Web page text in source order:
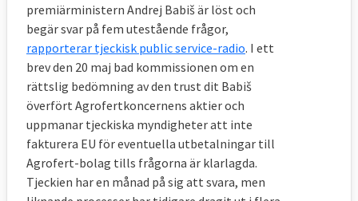
premiärministern Andrej Babiš är löst och
begär svar på fem utestående frågor,
rapporterar tjeckisk public service-radio. I ett
brev den 20 maj bad kommissionen om en
rättslig bedömning av den trust dit Babiš
överfört Agrofertkoncernens aktier och
uppmanar tjeckiska myndigheter att inte
fakturera EU för eventuella utbetalningar till
Agrofert-bolag tills frågorna är klarlagda.
Tjeckien har en månad på sig att svara, men